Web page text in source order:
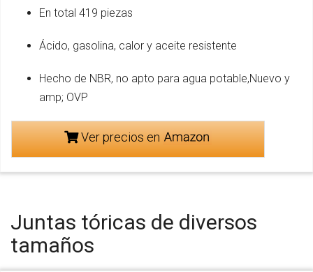
En total 419 piezas
Ácido, gasolina, calor y aceite resistente
Hecho de NBR, no apto para agua potable,Nuevo y
amp; OVP
Ver precios en
Juntas tóricas de diversos
tamaños